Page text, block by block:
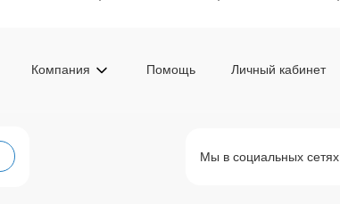
Компания Помощь Личный кабинет
Мы в социальных сетях